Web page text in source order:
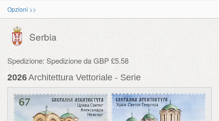
Opzioni >>
Serbia
Spedizione: Spedizione da GBP £5.58
2026Architettura Vettoriale - Serie